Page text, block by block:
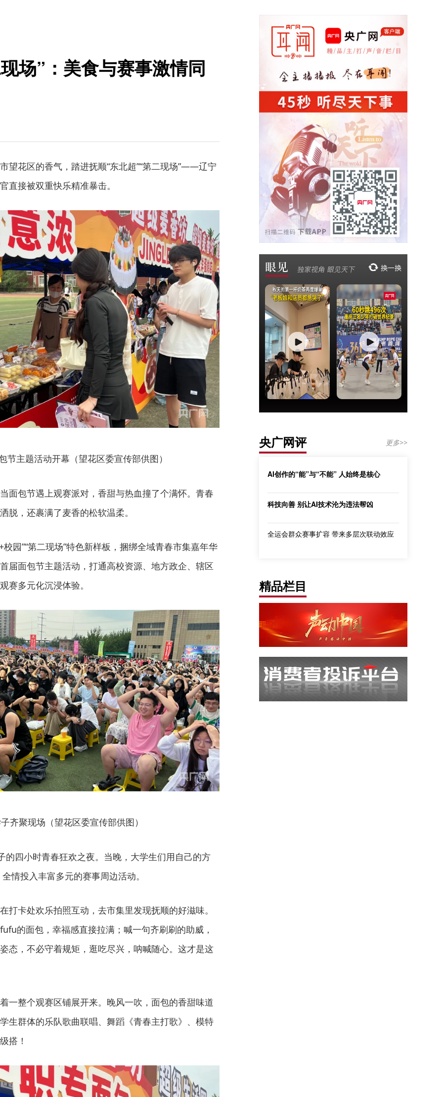
场”：美食与赛事激情同
望花区的香气，踏进抚顺“东北超”“第二现场”——辽宁
直接被双重快乐精准暴击。
节主题活动开幕（望花区委宣传部供图）
面包节遇上观赛派对，香甜与热血撞了个满怀。青春
脱，还裹满了麦香的松软温柔。
园”“第二现场”特色新样板，捆绑全域青春市集嘉年华
届面包节主题活动，打通高校资源、地方政企、辖区
赛多元化沉浸体验。
齐聚现场（望花区委宣传部供图）
的四小时青春狂欢之夜。当晚，大学生们用自己的方
情投入丰富多元的赛事周边活动。
打卡处欢乐拍照互动，去市集里发现抚顺的好滋味。
的面包，幸福感直接拉满；喊一句齐刷刷的助威，
态，不必守着规矩，逛吃尽兴，呐喊随心。这才是这
一整个观赛区铺展开来。晚风一吹，面包的香甜味道
生群体的乐队歌曲联唱、舞蹈《青春主打歌》、模特
搭！
央广网评 更多>>
AI创作的“能”与“不能” 人始终是核心
科技向善 别让AI技术沦为违法帮凶
全运会群众赛事扩容 带来多层次联动效应
精品栏目